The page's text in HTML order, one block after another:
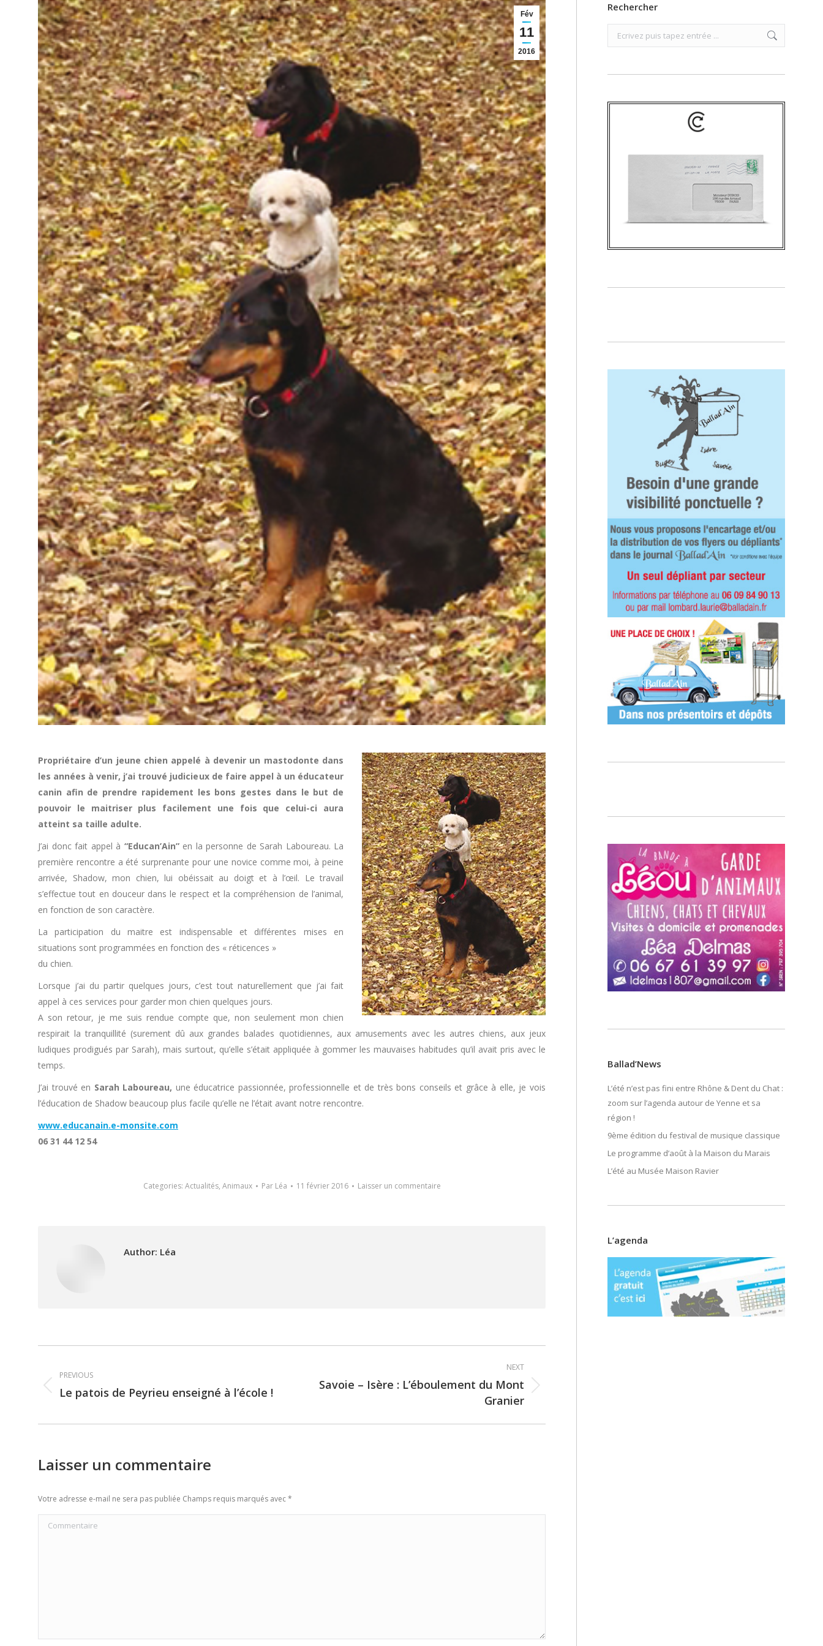
Fév
11
2016
Propriétaire d’un jeune chien appelé à devenir un mastodonte dans
les années à venir, j’ai trouvé judicieux de faire appel à un éducateur
canin afin de prendre rapidement les bons gestes dans le but de
pouvoir le maitriser plus facilement une fois que celui-ci aura
atteint sa taille adulte.
J’ai donc fait appel à “Educan’Ain”en la personne de Sarah Laboureau. La
première rencontre a été surprenante pour une novice comme moi, à peine
arrivée, Shadow, mon chien, lui obéissait au doigt et à l’œil. Le travail
s’effectue tout en douceur dans le respect et la compréhension de l’animal,
en fonction de son caractère.
La participation du maitre est indispensable et différentes mises en
situations sont programmées en fonction des « réticences »
du chien.
Lorsque j’ai du partir quelques jours, c’est tout naturellement que j’ai fait
appel à ces services pour garder mon chien quelques jours.
A son retour, je me suis rendue compte que, non seulement mon chien
respirait la tranquillité (surement dû aux grandes balades quotidiennes, aux amusements avec les autres chiens, aux jeux
ludiques prodigués par Sarah), mais surtout, qu’elle s’était appliquée à gommer les mauvaises habitudes qu’il avait pris avec le
temps.
J’ai trouvé en Sarah Laboureau, une éducatrice passionnée, professionnelle et de très bons conseils et grâce à elle, je vois
l’éducation de Shadow beaucoup plus facile qu’elle ne l’était avant notre rencontre.
www.educanain.e-monsite.com
06 31 44 12 54
Categories: Actualités, Animaux Par Léa 11 février 2016 Laisser un commentaire
Author: Léa
navigation
PREVIOUS
Previous
Le patois de Peyrieu enseigné à l’école !
NEXT
Next
Savoie – Isère : L’éboulement du Mont
Granier
Laisser un commentaire
Votre adresse e-mail ne sera pas publiée Champs requis marqués avec*
Commentaire
Rechercher
Search:
Ballad’News
L’été n’est pas fini entre Rhône & Dent du Chat :
zoom sur l’agenda autour de Yenne et sa
région !
9ème édition du festival de musique classique
Le programme d’août à la Maison du Marais
L’été au Musée Maison Ravier
L’agenda